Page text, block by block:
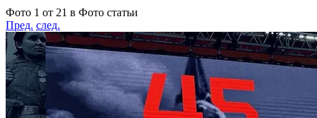
Фото 1 от 21 в Фото статьи
Пред. след.